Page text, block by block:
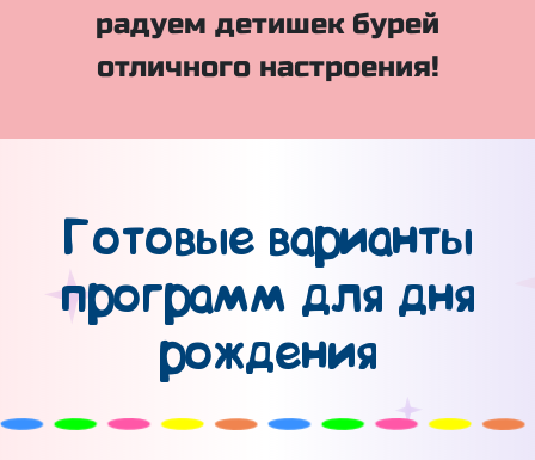
радуем детишек бурей
отличного настроения!
Готовые варианты
программ для дня
рождения